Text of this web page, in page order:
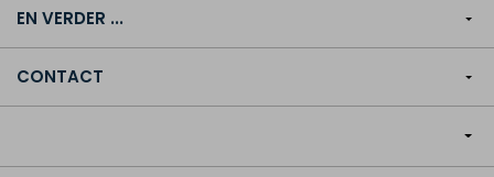
EN VERDER ...
CONTACT